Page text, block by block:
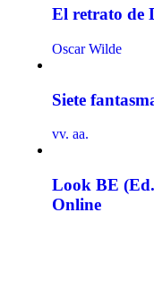
El retrato de
Oscar Wilde
Siete
vv. aa.
Look BE
Online